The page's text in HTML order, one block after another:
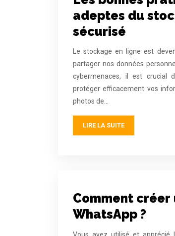
adeptes du
sécurisé
Le stockage en ligne est
partager nos données
cybermenaces, il est crucial
protéger efficacement vos
photos de…
LIRE LA SUITE
Comment
WhatsApp ?
Vous avez utilisé et apprécié